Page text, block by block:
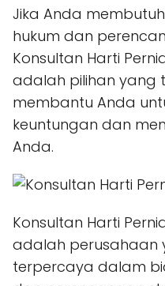
Jika Anda
hukum dan
Konsultan Harti
adalah pilihan yang
membantu Anda
keuntungan dan
Anda.
Konsultan Harti
adalah perusahaan
terpercaya dalam